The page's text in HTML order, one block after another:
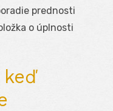
prednosti
o úplnosti